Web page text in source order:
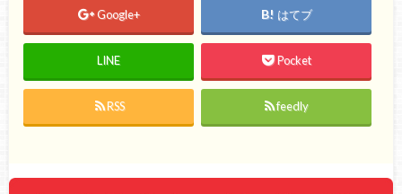
Google+ はてブ
LINE Pocket
RSS feedly